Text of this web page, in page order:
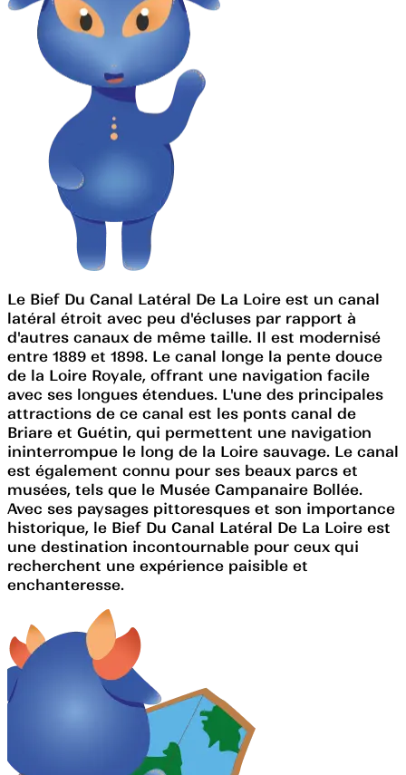
Le Bief Du Canal Latéral De La Loire est un canal
latéral étroit avec peu d'écluses par rapport à
d'autres canaux de même taille. Il est modernisé
entre 1889 et 1898. Le canal longe la pente douce
de la Loire Royale, offrant une navigation facile
avec ses longues étendues. L'une des principales
attractions de ce canal est les ponts canal de
Briare et Guétin, qui permettent une navigation
ininterrompue le long de la Loire sauvage. Le canal
est également connu pour ses beaux parcs et
musées, tels que le Musée Campanaire Bollée.
Avec ses paysages pittoresques et son importance
historique, le Bief Du Canal Latéral De La Loire est
une destination incontournable pour ceux qui
recherchent une expérience paisible et
enchanteresse.